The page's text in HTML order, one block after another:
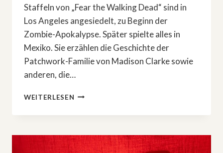
Staffeln von „Fear the Walking Dead“ sind in
Los Angeles angesiedelt, zu Beginn der
Zombie-Apokalypse. Später spielte alles in
Mexiko. Sie erzählen die Geschichte der
Patchwork-Familie von Madison Clarke sowie
anderen, die…
WEITERLESEN STAFFEL
ALS
TV-
PREMIERE: